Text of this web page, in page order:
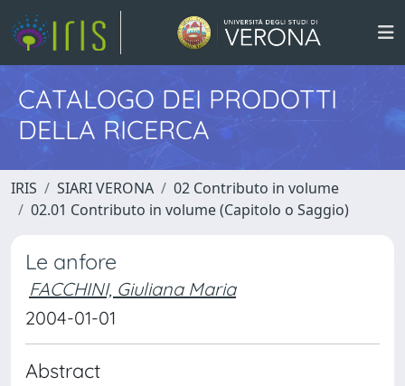
CATALOGO DEI PRODOTTI
DELLA RICERCA
IRIS SIARI VERONA
02 Contributo in volume
02.01 Contributo in volume (Capitolo o Saggio)
Le anfore
FACCHINI, Giuliana Maria
2004-01-01
Abstract